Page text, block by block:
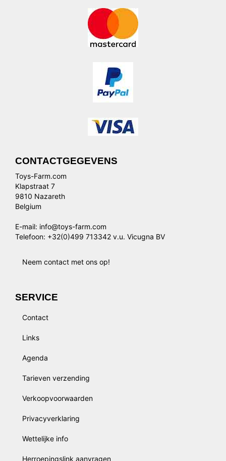
CONTACTGEGEVENS
Toys-Farm.com
Klapstraat 7
9810 Nazareth
Belgium
E-mail: info@toys-farm.com
Telefoon: +32(0)499 713342 v.u. Vicugna BV
Neem contact met ons op!
SERVICE
Contact
Links
Agenda
Tarieven verzending
Verkoopvoorwaarden
Privacyverklaring
Wettelijke info
Herroepingslink aanvragen